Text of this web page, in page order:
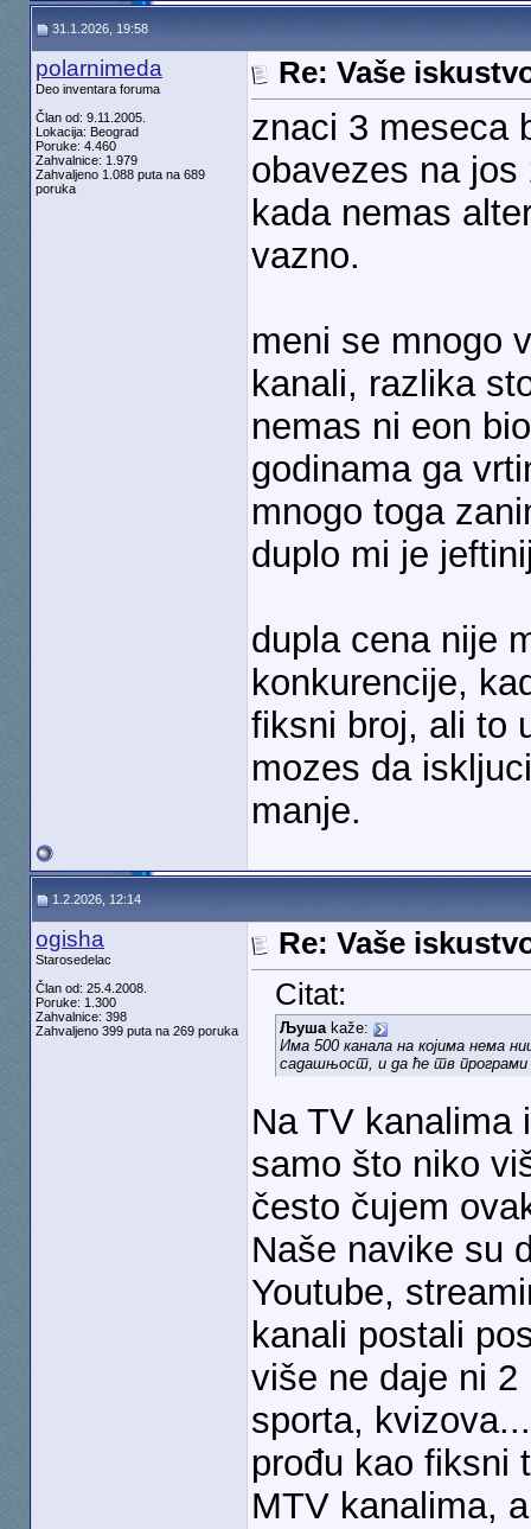
31.1.2026, 19:58
polarnimeda
Deo inventara foruma
Član od: 9.11.2005.
Lokacija: Beograd
Poruke: 4.460
Zahvalnice: 1.979
Zahvaljeno 1.088 puta na 689
poruka
Re: Vaše
znaci 3 meseca
obavezes na
kada nemas
vazno.
meni se mnogo
kanali, razlika
nemas ni eon
godinama ga
mnogo toga
duplo mi je
dupla cena nije
konkurencije,
fiksni broj, ali to
mozes da
manje.
1.2.2026, 12:14
ogisha
Starosedelac
Član od: 25.4.2008.
Poruke: 1.300
Zahvalnice: 398
Zahvaljeno 399 puta na 269 poruka
Re: Vaše
Citat:
Љушаkaže:
Има 500 канала на којима нема
садашњост, и да ће тв програми
Na TV kanalima
samo što niko
često čujem
Naše navike su
Youtube,
kanali postali
više ne daje ni
sporta,
prođu kao fiksni
MTV kanalima,